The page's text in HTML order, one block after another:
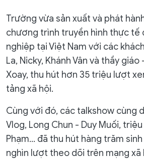
Trường vừa sản xuất và phát
chương trình truyền hình thực tế
nghiệp tại Việt Nam với các
La, Nicky, Khánh Vân và thầy giáo
Xoay, thu hút hơn 35 triệu lượt
tảng xã hội.
Cùng với đó, các talkshow cùng
Vlog, Long Chun - Duy Muối,
Phạm… đã thu hút hàng trăm
nghìn lượt theo dõi trên mạng xã